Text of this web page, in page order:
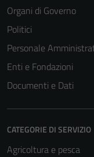
Organi di Governo
Politici
Personale
Enti e Fondazioni
Documenti e Dati
CATEGORIE DI SERVIZIO
Agricoltura e pesca